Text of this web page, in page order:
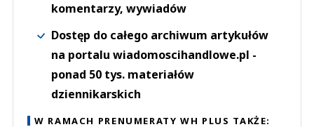
komentarzy, wywiadów
Dostęp do całego archiwum artykułów
na portalu wiadomoscihandlowe.pl -
ponad 50 tys. materiałów
dziennikarskich
W RAMACH PRENUMERATY WH PLUS TAKŻE: